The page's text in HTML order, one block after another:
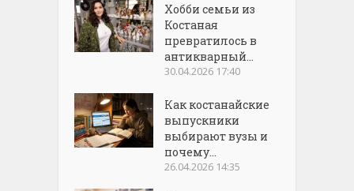
Хобби семьи из
Костаная
превратилось в
антикварный...
30.04.2026 17:40
Как костанайские
выпускники
выбирают вузы и
почему...
26.04.2026 14:35